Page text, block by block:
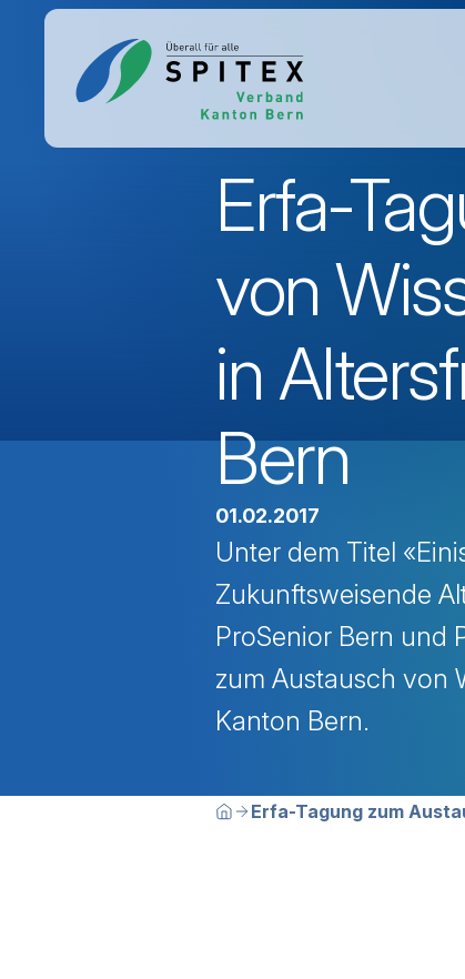
Erfa-
von
in
Bern
01.02.2017
Unter dem Titel
Zukunftsweisende
ProSenior Bern und
zum Austausch von
Kanton Bern.
Sie befinden sich hier:
HomeErfa-Tagung zum